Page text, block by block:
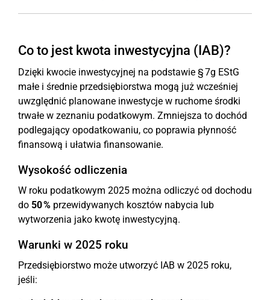
Co to jest kwota inwestycyjna (IAB)?
Dzięki kwocie inwestycyjnej na podstawie § 7g EStG
małe i średnie przedsiębiorstwa mogą już wcześniej
uwzględnić planowane inwestycje w ruchome środki
trwałe w zeznaniu podatkowym. Zmniejsza to dochód
podlegający opodatkowaniu, co poprawia płynność
finansową i ułatwia finansowanie.
Wysokość odliczenia
W roku podatkowym 2025 można odliczyć od dochodu
do 50 % przewidywanych kosztów nabycia lub
wytworzenia jako kwotę inwestycyjną.
Warunki w 2025 roku
Przedsiębiorstwo może utworzyć IAB w 2025 roku,
jeśli: